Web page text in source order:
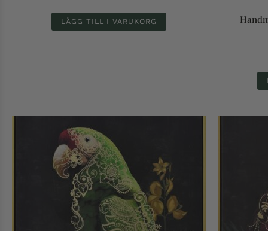
LÄGG TILL I VARUKORG